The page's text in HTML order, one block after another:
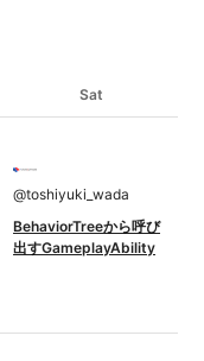
Sat
@toshiyuki_wada
BehaviorTreeから呼び
出すGameplayAbility